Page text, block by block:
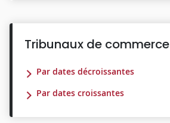
Tribunaux de commerce
Par dates décroissantes
Par dates croissantes